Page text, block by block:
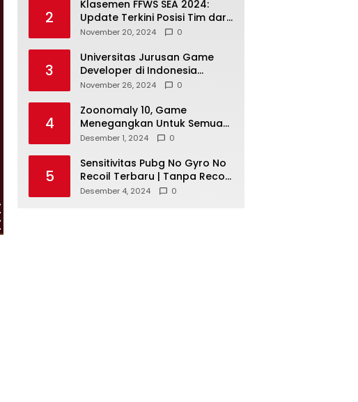
2
Klasemen FFWS SEA 2024:
Update Terkini Posisi Tim dari
Asia Tenggara
November 20, 2024 0
3
Universitas Jurusan Game
Developer di Indonesia
dengan Reputasi Baik
November 26, 2024 0
4
Zoonomaly 10, Game
Menegangkan Untuk Semua
Pecinta Horor
Desember 1, 2024 0
5
Sensitivitas Pubg No Gyro No
Recoil Terbaru | Tanpa Recoil
Untuk Headshot Lebih Mudah!
Desember 4, 2024 0